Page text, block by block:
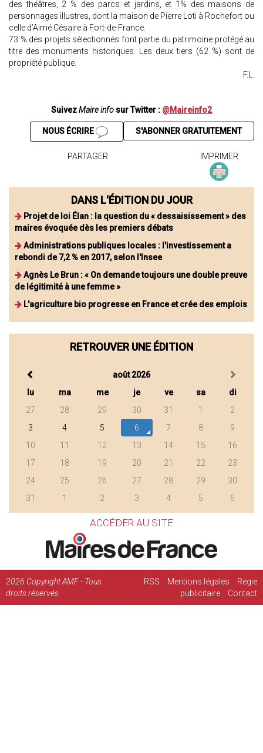
des théâtres, 2 % des parcs et jardins, et 1% des maisons de
personnages illustres, dont la maison de Pierre Loti à Rochefort ou
celle d’Aimé Césaire à Fort-de-France.
73 % des projets sélectionnés font partie du patrimoine protégé au
titre des monuments historiques. Les deux tiers (62 %) sont de
propriété publique.
F.L.
SuivezMaire info sur Twitter : @Maireinfo2
S'ABONNER GRATUITEMENT
NOUS ÉCRIRE
PARTAGER IMPRIMER
DANS L'ÉDITION DU JOUR
Projet de loi Élan : la question du « dessaisissement » des
maires évoquée dès les premiers débats
Administrations publiques locales : l'investissement a
rebondi de 7,2 % en 2017, selon l'Insee
Agnès Le Brun : « On demande toujours une double preuve
de légitimité à une femme »
L'agriculture bio progresse en France et crée des emplois
RETROUVER UNE ÉDITION
août 2026
lu
ma me je ve sa
di
27
28 29 30 31 1
2
3
4 5 6 7 8
9
10
11 12 13 14 15
16
17
18 19 20 21 22
23
24
25 26 27 28 29
30
31
1 2 3 4 5 6
ACCÉDER AU SITE
2026 Copyright AMF - Tous
droits réservés
RSS Mentions légales
Régie
publicitaire
Contact